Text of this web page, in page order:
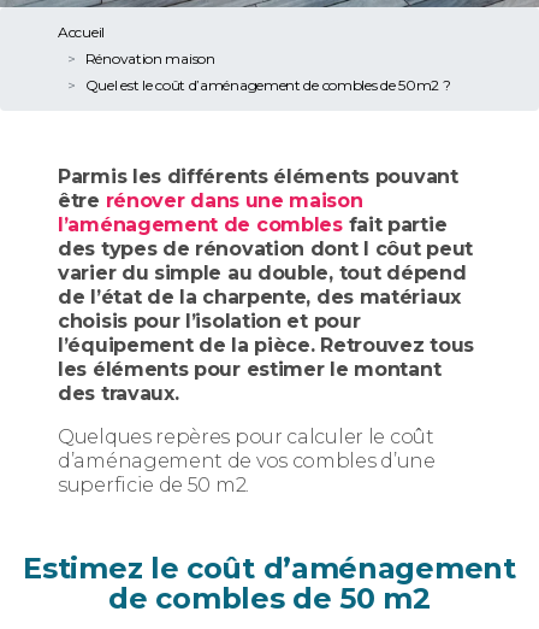
Accueil
Rénovation maison
Quel est le coût d’aménagement de combles de 50m2 ?
Parmis les différents éléments pouvant
être rénover dans une maison
l’aménagement de comblesfait partie
des types de rénovation dont l côut peut
varier du simple au double, tout dépend
de l’état de la charpente, des matériaux
choisis pour l’isolation et pour
l’équipement de la pièce. Retrouvez tous
les éléments pour estimer le montant
des travaux.
Quelques repères pour calculer le coût
d’aménagement de vos combles d’une
superficie de 50 m2.
Estimez le coût d’aménagement
de combles de 50 m2